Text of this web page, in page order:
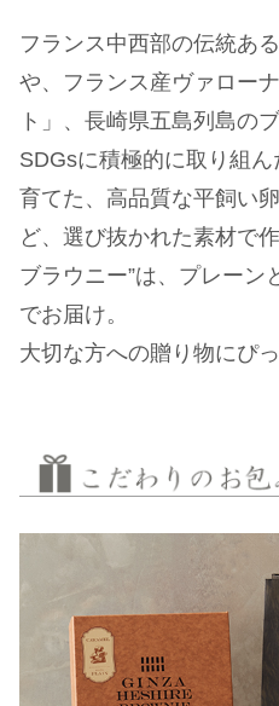
フランス中西部の伝統あ
や、フランス産ヴァロー
ト」、長崎県五島列島の
SDGsに積極的に取り組
育てた、高品質な平飼い
ど、選び抜かれた素材で
ブラウニー”は、プレーン
でお届け。
大切な方への贈り物にぴっ